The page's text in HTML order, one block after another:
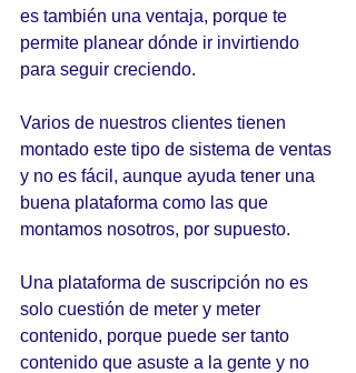
es también una ventaja, porque te
permite planear dónde ir invirtiendo
para seguir creciendo.
Varios de nuestros clientes tienen
montado este tipo de sistema de ventas
y no es fácil, aunque ayuda tener una
buena plataforma como las que
montamos nosotros, por supuesto.
Una plataforma de suscripción no es
solo cuestión de meter y meter
contenido, porque puede ser tanto
contenido que asuste a la gente y no